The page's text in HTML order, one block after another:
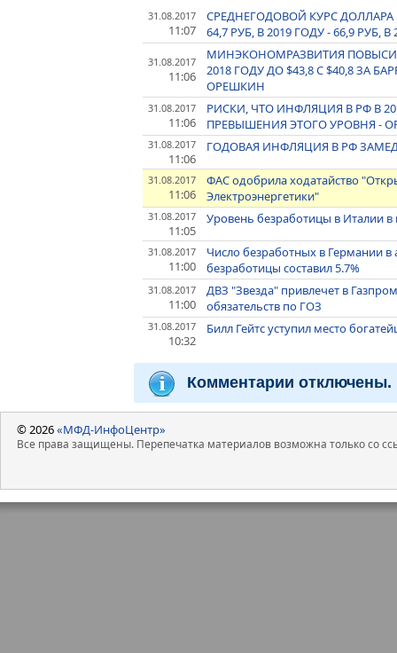
31.08.2017
11:07
СРЕДНЕГОДОВОЙ КУРС ДОЛЛАРА
64,7 РУБ, В 2019 ГОДУ - 66,9
31.08.2017
11:06
МИНЭКОНОМРАЗВИТИЯ
2018 ГОДУ ДО $43,8 С $40,8 ЗА
ОРЕШКИН
31.08.2017
11:06
РИСКИ, ЧТО ИНФЛЯЦИЯ В РФ В
ПРЕВЫШЕНИЯ ЭТОГО УРОВНЯ -
31.08.2017
11:06
ГОДОВАЯ ИНФЛЯЦИЯ В РФ
31.08.2017
11:06
ФАС одобрила ходатайство
Электроэнергетики"
31.08.2017
11:05
Уровень безработицы в Италии в
31.08.2017
11:00
Число безработных в Германии в
безработицы составил 5.7%
31.08.2017
11:00
ДВЗ "Звезда" привлечет в
обязательств по ГОЗ
31.08.2017
10:32
Билл Гейтс уступил место
Комментарии отключены.
© 2026«МФД-ИнфоЦентр»
Все права защищены. Перепечатка материалов возможна только со